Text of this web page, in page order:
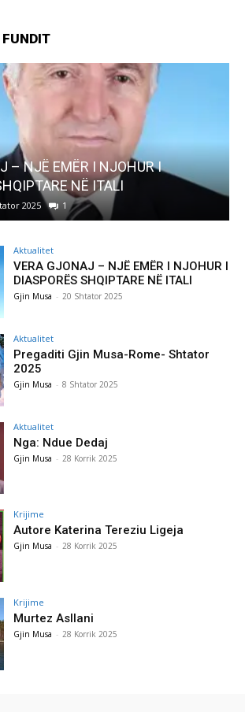
Gjin Musa-Rome- Shtator 2025
- 8 Shtator 2025
Aktualitet
VERA GJONAJ – NJË EMËR I NJOHUR I
DIASPORËS SHQIPTARE NË ITALI
Gjin Musa - 20 Shtator 2025
Aktualitet
Pregaditi Gjin Musa-Rome- Shtator
2025
Gjin Musa - 8 Shtator 2025
Aktualitet
Nga: Ndue Dedaj
Gjin Musa - 28 Korrik 2025
Krijime
Autore Katerina Tereziu Ligeja
Gjin Musa - 28 Korrik 2025
Krijime
Murtez Asllani
Gjin Musa - 28 Korrik 2025